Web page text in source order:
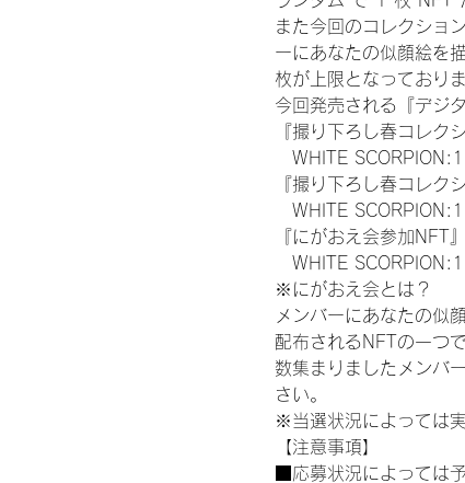
また今回のコレクショ
ーにあなたの似顔絵を
枚が上限となっておりま
今回発売される『デジ
『撮り下ろし春コレク
WHITE
『撮り下ろし春コレク
WHITE
『にがおえ会参加NFT
WHITE
※にがおえ会とは？
メンバーにあなたの似
配布されるNFTの一つ
数集まりましたメンバ
さい。
※当選状況によっては
【注意事項】
■応募状況によっては